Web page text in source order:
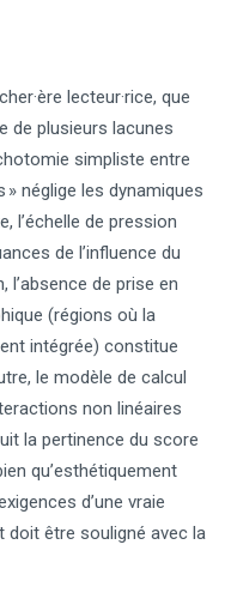
lecteur·rice, que
de plusieurs lacunes
simpliste entre
» néglige les dynamiques
l’échelle de pression
de l’influence du
l’absence de prise en
(régions où la
intégrée) constitue
le modèle de calcul
non linéaires
la pertinence du score
qu’esthétiquement
d’une vraie
doit être souligné avec la